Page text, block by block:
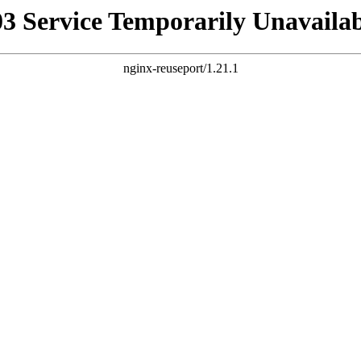
Service Temporarily
nginx-reuseport/1.21.1